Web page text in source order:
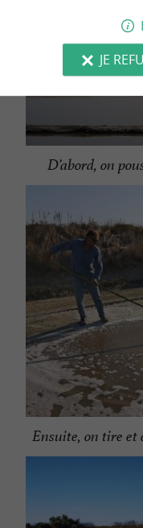
D’abord, on
Ensuite, on tire et
JE